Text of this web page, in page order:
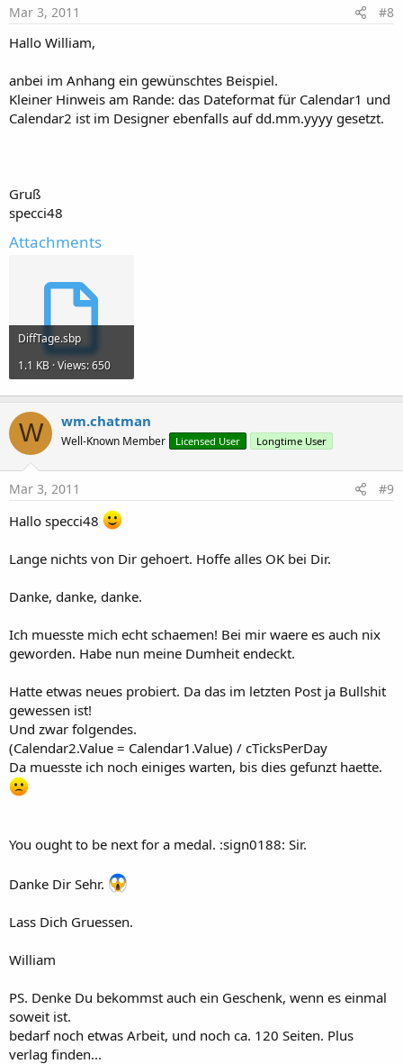
Mar 3, 2011 #8
Hallo William,
anbei im Anhang ein gewünschtes Beispiel.
Kleiner Hinweis am Rande: das Dateformat für Calendar1 und
Calendar2 ist im Designer ebenfalls auf dd.mm.yyyy gesetzt.
Gruß
specci48
Attachments
DiffTage.sbp
1.1 KB · Views: 650
W wm.chatman
Well-Known Member Licensed User Longtime User
Mar 3, 2011 #9
Hallo specci48
Lange nichts von Dir gehoert. Hoffe alles OK bei Dir.
Danke, danke, danke.
Ich muesste mich echt schaemen! Bei mir waere es auch nix
geworden. Habe nun meine Dumheit endeckt.
Hatte etwas neues probiert. Da das im letzten Post ja Bullshit
gewessen ist!
Und zwar folgendes.
(Calendar2.Value = Calendar1.Value) / cTicksPerDay
Da muesste ich noch einiges warten, bis dies gefunzt haette.
You ought to be next for a medal. :sign0188: Sir.
Danke Dir Sehr.
Lass Dich Gruessen.
William
PS. Denke Du bekommst auch ein Geschenk, wenn es einmal
soweit ist.
bedarf noch etwas Arbeit, und noch ca. 120 Seiten. Plus
verlag finden...